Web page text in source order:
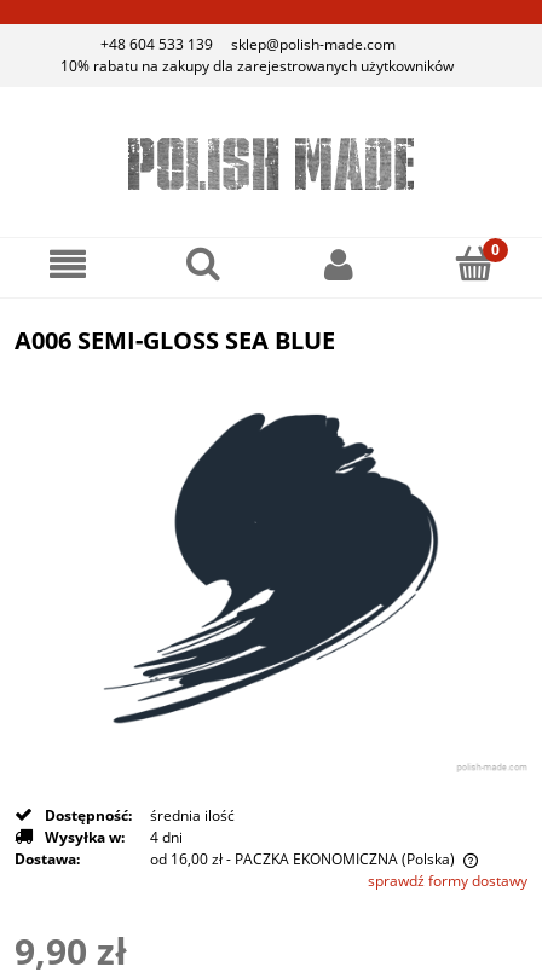
+48 604 533 139
sklep@polish-made.com
10% rabatu na zakupy dla zarejestrowanych użytkowników
A006 SEMI-GLOSS SEA BLUE
Dostępność:
średnia ilość
Wysyłka w:
4 dni
Dostawa:
od 16,00 zł- PACZKA EKONOMICZNA(Polska)
Cena nie zawiera ewentualnych kosztów płatnościsprawdź formy dostawy
9,90 zł